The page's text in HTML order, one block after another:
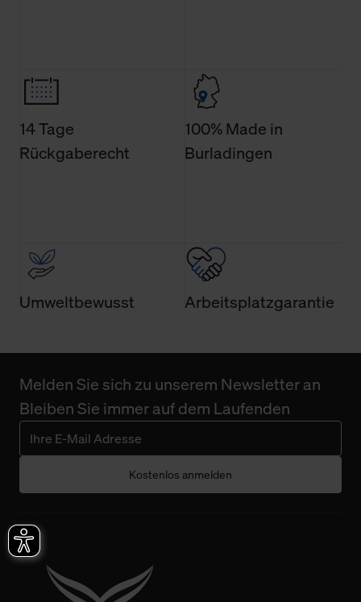
14 Tage
Rückgaberecht
100% Made in
Burladingen
Umweltbewusst Arbeitsplatzgarantie
Melden Sie sich zu unserem Newsletter an
Bleiben Sie immer auf dem Laufenden
Kostenlos anmelden